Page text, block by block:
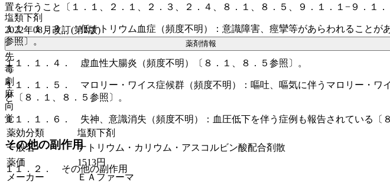
置を行うこと〔１．１、２．１、２．３、２．４、８．１、８．５、９．１．１−９．１．
１１．１．３． 低ナトリウム血症（頻度不明）：意識障害、痙攣等があらわれることが
参照〕。
１１．１．４． 虚血性大腸炎（頻度不明）〔８．１、８．５参照〕。
１１．１．５． マロリー・ワイス症候群（頻度不明）：嘔吐、嘔気に伴うマロリー・ワ
と〔８．１、８．５参照〕。
１１．１．６． 失神、意識消失（頻度不明）：血圧低下を伴う症例も報告されている〔８
その他の副作用
１１．２． その他の副作用
塩類下剤
2022年08月改訂(第1版)
薬剤情報
先
毒
劇
麻
向
覚
薬効分類
塩類下剤
一般名
ナトリウム・カリウム・アスコルビン酸配合剤散
薬価
1513円
メーカー
ＥＡファーマ